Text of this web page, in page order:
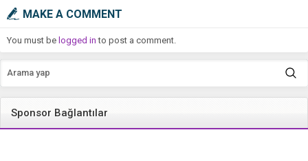
MAKE A COMMENT
You must be logged in to post a comment.
Sponsor Bağlantılar